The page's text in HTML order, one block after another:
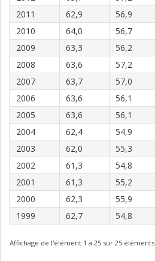
2011
62,9 56,9
2010
64,0 56,7
2009
63,3 56,2
2008
63,6 57,2
2007
63,7 57,0
2006
63,6 56,1
2005
63,6 56,1
2004
62,4 54,9
2003
62,0 55,3
2002
61,3 54,8
2001
61,3 55,2
2000
62,3 55,9
1999
62,7 54,8
Affichage de l'élément 1 à 25 sur 25 éléments